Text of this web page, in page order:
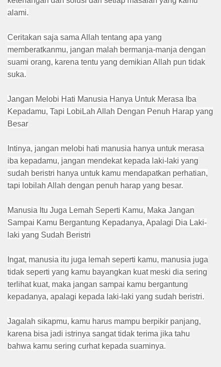
alami.
Ceritakan saja sama Allah tentang apa yang
memberatkanmu, jangan malah bermanja-manja dengan
suami orang, karena tentu yang demikian Allah pun tidak
suka.
Jangan Melobi Hati Manusia Hanya Untuk Merasa Iba
Kepadamu, Tapi LobiLah Allah Dengan Penuh Harap yang
Besar
Intinya, jangan melobi hati manusia hanya untuk merasa
iba kepadamu, jangan mendekat kepada laki-laki yang
sudah beristri hanya untuk kamu mendapatkan perhatian,
tapi lobilah Allah dengan penuh harap yang besar.
Manusia Itu Juga Lemah Seperti Kamu, Maka Jangan
Sampai Kamu Bergantung Kepadanya, Apalagi Dia Laki-
laki yang Sudah Beristri
Ingat, manusia itu juga lemah seperti kamu, manusia juga
tidak seperti yang kamu bayangkan kuat meski dia sering
terlihat kuat, maka jangan sampai kamu bergantung
kepadanya, apalagi kepada laki-laki yang sudah beristri.
Jagalah sikapmu, kamu harus mampu berpikir panjang,
karena bisa jadi istrinya sangat tidak terima jika tahu
bahwa kamu sering curhat kepada suaminya.